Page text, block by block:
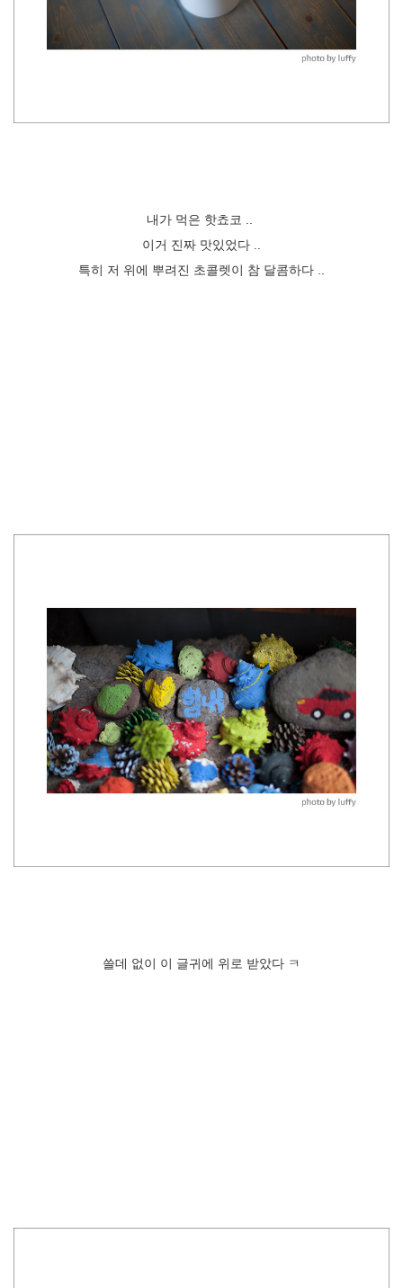
내가 먹은 핫쵸코 ..
이거 진짜 맛있었다 ..
특히 저 위에 뿌려진 초콜렛이 참 달콤하다 ..
쓸데 없이 이 글귀에 위로 받았다 ㅋ